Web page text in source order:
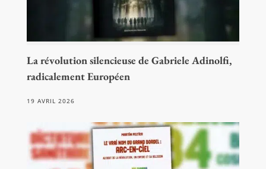
La révolution silencieuse de Gabriele Adinolfi,
radicalement Européen
19 AVRIL 2026